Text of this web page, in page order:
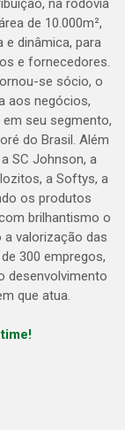
na rodovia
de 10.000m²,
dinâmica, para
e fornecedores.
se sócio, o
aos negócios,
seu segmento,
do Brasil. Além
SC Johnson, a
a Softys, a
os produtos
brilhantismo o
a valorização das
300 empregos,
desenvolvimento
que atua.